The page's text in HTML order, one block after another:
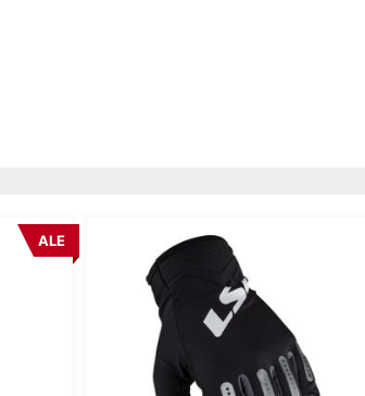
ALE